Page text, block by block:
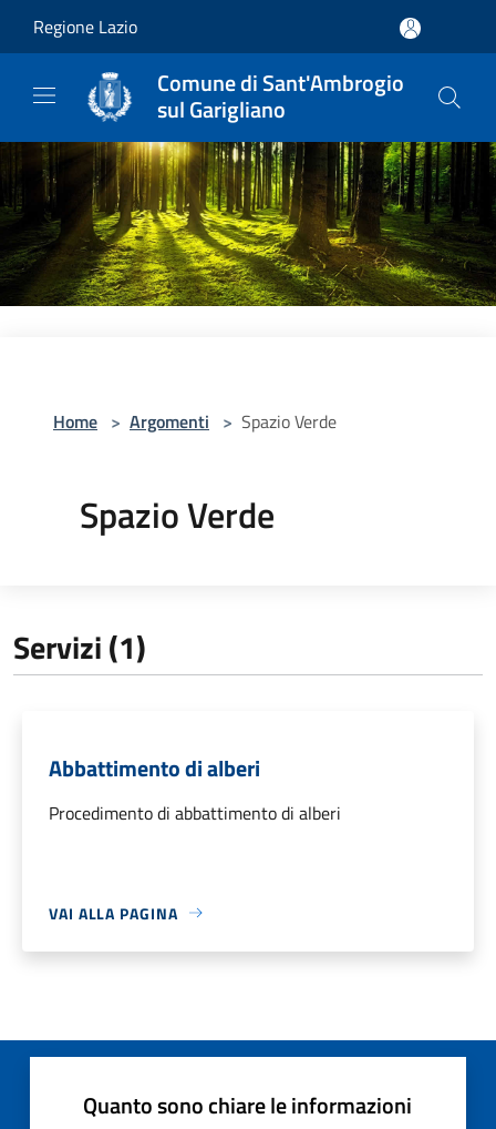
Regione Lazio
Comune di Sant'Ambrogio
sul Garigliano
Home > Argomenti > Spazio Verde
Spazio Verde
Servizi (1)
Abbattimento di alberi
Procedimento di abbattimento di alberi
VAI ALLA PAGINA
Quanto sono chiare le informazioni